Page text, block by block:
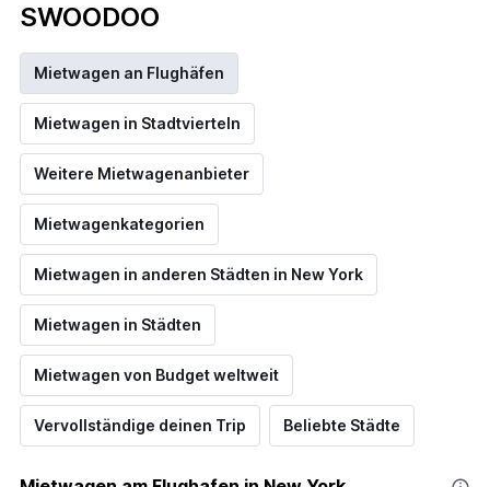
SWOODOO
Mietwagen an Flughäfen
Mietwagen in Stadtvierteln
Weitere Mietwagenanbieter
Mietwagenkategorien
Mietwagen in anderen Städten in New York
Mietwagen in Städten
Mietwagen von Budget weltweit
Vervollständige deinen Trip Beliebte Städte